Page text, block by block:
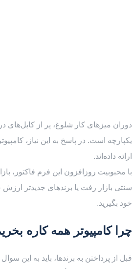
دوران میزهای کار شلوغ، پر از کابل‌های
ارائه داده‌اند.
با محبوبیت روزافزون این فرم فاکتور،
سنتی بازار رفت یا برندهای جدیدتر ارزش
خود بگیرید.
چرا کامپیوتر همه کاره